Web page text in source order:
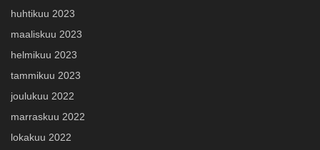
huhtikuu 2023
maaliskuu 2023
helmikuu 2023
tammikuu 2023
joulukuu 2022
marraskuu 2022
lokakuu 2022